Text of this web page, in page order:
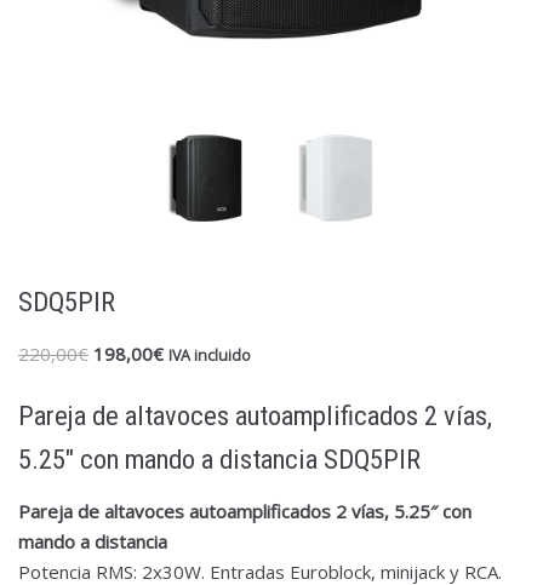
SDQ5PIR
220,00€ 198,00€ IVA incluido
Pareja de altavoces autoamplificados 2 vías,
5.25″ con mando a distancia SDQ5PIR
Pareja de altavoces autoamplificados 2 vías, 5.25″ con
mando a distancia
Potencia RMS: 2x30W. Entradas Euroblock, minijack y RCA.